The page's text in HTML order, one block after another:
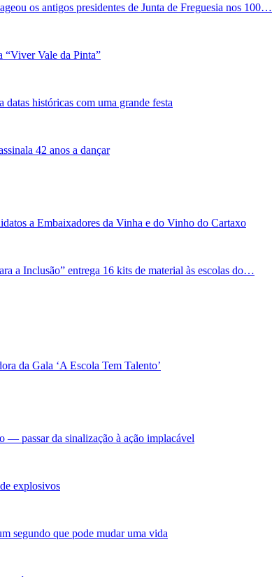
os antigos presidentes de Junta de Freguesia nos 100…
“Viver Vale da Pinta”
históricas com uma grande festa
42 anos a dançar
a Embaixadores da Vinha e do Vinho do Cartaxo
a Inclusão” entrega 16 kits de material às escolas do…
da Gala ‘A Escola Tem Talento’
— passar da sinalização à ação implacável
explosivos
segundo que pode mudar uma vida